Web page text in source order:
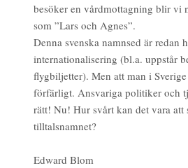
besöker en vårdmottagning blir vi
som ”Lars och Agnes”.
Denna svenska namnsed är redan
internationalisering (bl.a. uppstår
flygbiljetter). Men att man i
förfärligt. Ansvariga politiker och
rätt! Nu! Hur svårt kan det vara att
tilltalsnamnet?
Edward Blom